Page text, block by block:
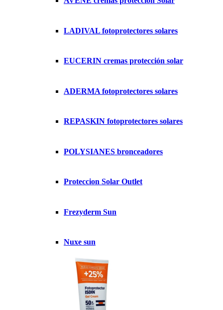
LADIVAL fotoprotectores solares
EUCERIN cremas protección solar
ADERMA fotoprotectores solares
REPASKIN fotoprotectores solares
POLYSIANES bronceadores
Proteccion Solar Outlet
Frezyderm Sun
Nuxe sun